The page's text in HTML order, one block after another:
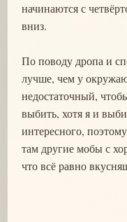
начинаются с
вниз.
По поводу дропа и
лучше, чем у
недостаточный,
выбить, хотя я и
интересного,
там другие мобы с
что всё равно